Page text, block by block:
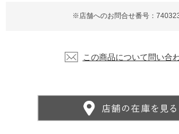
※店舗へのお問合せ番号：
この商品について問い合